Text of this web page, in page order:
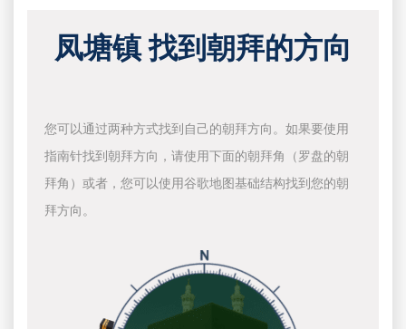
凤塘镇 找到朝拜的方向
您可以通过两种方式找到自己的朝拜方向。如果要使用
指南针找到朝拜方向，请使用下面的朝拜角（罗盘的朝
拜角）或者，您可以使用谷歌地图基础结构找到您的朝
拜方向。